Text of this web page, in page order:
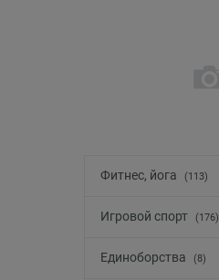
Фитнес, йога (113)
Игровой спорт (176)
Единоборства (8)